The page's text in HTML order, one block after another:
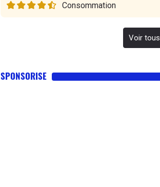
Consommation
Voir
SPONSORISE